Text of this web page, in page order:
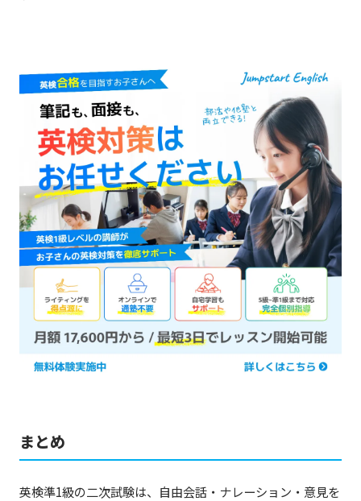
まとめ
英検準1級の二次試験は、自由会話・ナレーション・意見を